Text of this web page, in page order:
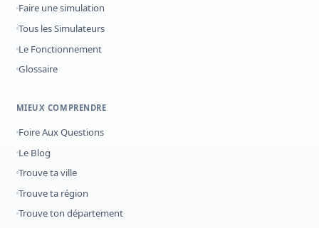
Faire une simulation
Tous les Simulateurs
Le Fonctionnement
Glossaire
MIEUX COMPRENDRE
Foire Aux Questions
Le Blog
Trouve ta ville
Trouve ta région
Trouve ton département